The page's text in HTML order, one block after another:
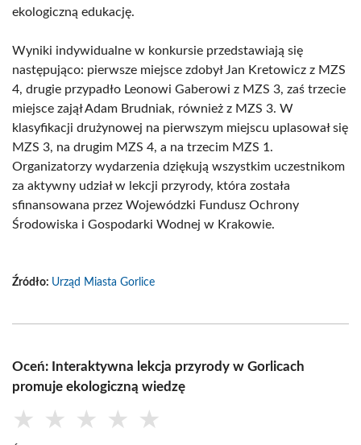
ekologiczną edukację.
Wyniki indywidualne w konkursie przedstawiają się
następująco: pierwsze miejsce zdobył Jan Kretowicz z MZS
4, drugie przypadło Leonowi Gaberowi z MZS 3, zaś trzecie
miejsce zajął Adam Brudniak, również z MZS 3. W
klasyfikacji drużynowej na pierwszym miejscu uplasował się
MZS 3, na drugim MZS 4, a na trzecim MZS 1.
Organizatorzy wydarzenia dziękują wszystkim uczestnikom
za aktywny udział w lekcji przyrody, która została
sfinansowana przez Wojewódzki Fundusz Ochrony
Środowiska i Gospodarki Wodnej w Krakowie.
Źródło: Urząd Miasta Gorlice
Oceń: Interaktywna lekcja przyrody w Gorlicach
promuje ekologiczną wiedzę
★ ★ ★ ★ ★